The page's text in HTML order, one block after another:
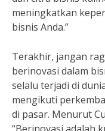
meningkatkan
bisnis Anda.”
Terakhir, jangan
berinovasi dalam
selalu terjadi di
mengikuti
di pasar. Menurut